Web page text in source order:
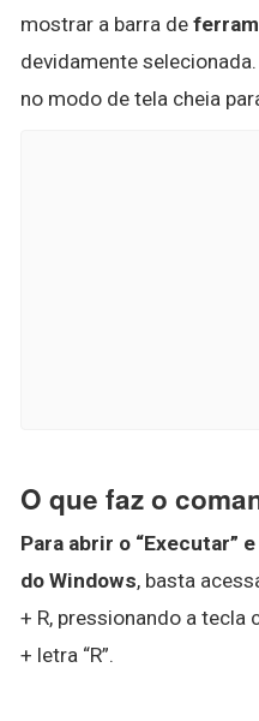
mostrar a barra de
devidamente
no modo de tela cheia
O que faz o
Para abrir o “Executar”
do Windows, basta
+ R, pressionando a
+ letra “R”.